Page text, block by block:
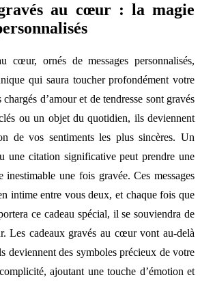
au cœur : la magie
cœur, ornés de messages personnalisés,
qui saura toucher profondément votre
d’amour et de tendresse sont gravés
ou un objet du quotidien, ils deviennent
de vos sentiments les plus sincères. Un
une citation significative peut prendre une
inestimable une fois gravée. Ces messages
intime entre vous deux, et chaque fois que
ce cadeau spécial, il se souviendra de
Les cadeaux gravés au cœur vont au-delà
deviennent des symboles précieux de votre
ajoutant une touche d’émotion et